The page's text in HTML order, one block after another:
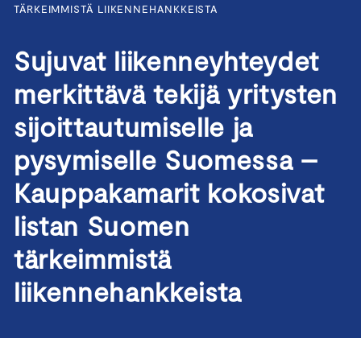
TÄRKEIMMISTÄ LIIKENNEHANKKEISTA
Sujuvat liikenneyhteydet
merkittävä tekijä yritysten
sijoittautumiselle ja
pysymiselle Suomessa –
Kauppakamarit kokosivat
listan Suomen
tärkeimmistä
liikennehankkeista